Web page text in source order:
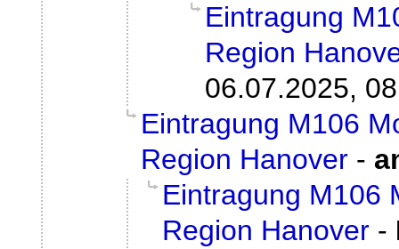
Eintragung
Region
06.07.2025,
Eintragung M106
Region Hanover -
Eintragung M106
Region Hanover -